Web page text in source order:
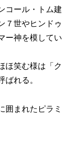
コール・トム建
７世やヒンドゥ
ー神を模してい
ほ笑む様は「ク
ばれる。
囲まれたピラミ